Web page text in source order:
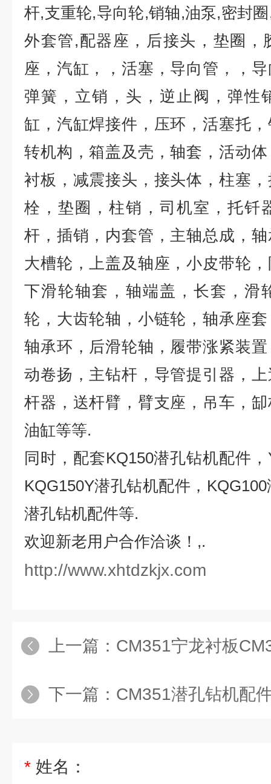
杆,支重轮,导向轮,销轴,油泵,密封圈
外套管,配器座，后接头，垫圈，
座，汽缸，，活塞，导向管，，
弹簧，立销，头，逆止阀，弹性
缸，汽缸焊接件，压环，活塞托
转机构，箱盖及壳，轴套，活动
衬板，减震接头，接头体，柱塞
栓，垫圈，柱销，司机室，托钎
杆，插销，内套管，主轴总成，
大槽轮，上盖及轴座，小皮带轮
下滑轮轴套，轴端盖，长套，滑
轮，大齿轮轴，小链轮，轴承座
轴承环，后滑轮轴，履带涨紧装
动卷扬，主钻杆，导管提引器，
杆器，送杆臂，臂支座，吊车，
油缸等等.
同时，配套KQ150潜孔钻机配件，
KQG150Y潜孔钻机配件， KQG100
潜孔钻机配件等.
欢迎新老用户合作洽谈！,.
http://www.xhtdzkjx.com
上一篇： CM351宁龙衬板
下一篇： CM351潜孔钻机配
* 姓名：